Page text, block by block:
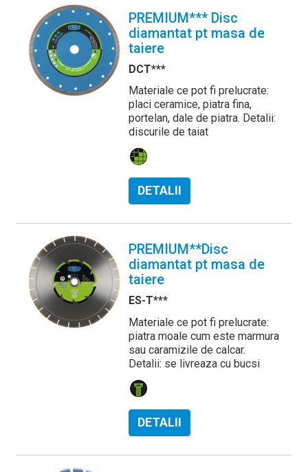
PREMIUM*** Disc
diamantat pt masa de
taiere
DCT***
Materiale ce pot fi prelucrate:
placi ceramice, piatra fina,
portelan, dale de piatra. Detalii:
discurile de taiat
DETALII
PREMIUM**Disc
diamantat pt masa de
taiere
ES-T***
Materiale ce pot fi prelucrate:
piatra moale cum este marmura
sau caramizile de calcar.
Detalii: se livreaza cu bucsi
DETALII